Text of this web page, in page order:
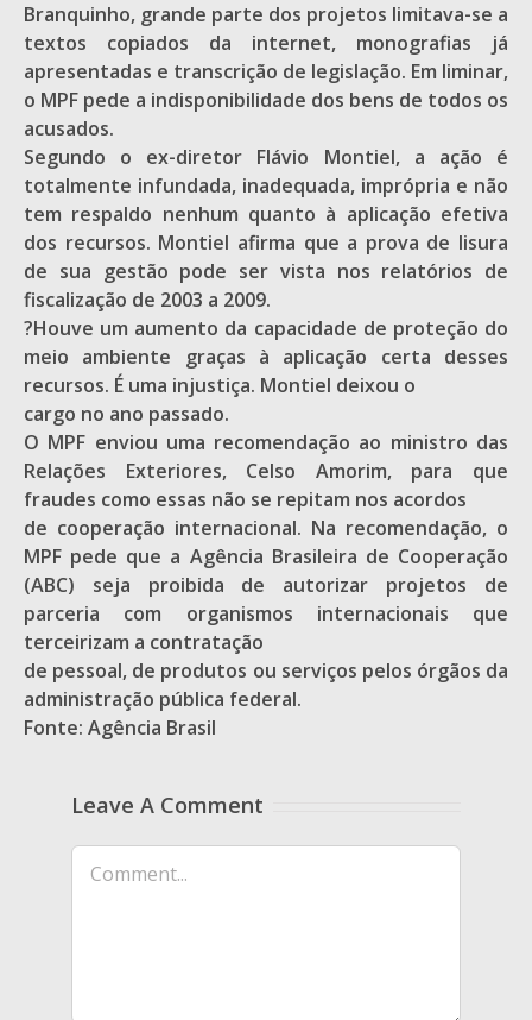
Branquinho, grande parte dos projetos limitava-se a
textos copiados da internet, monografias já
apresentadas e transcrição de legislação. Em liminar,
o MPF pede a indisponibilidade dos bens de todos os
acusados.
Segundo o ex-diretor Flávio Montiel, a ação é
totalmente infundada, inadequada, imprópria e não
tem respaldo nenhum quanto à aplicação efetiva
dos recursos. Montiel afirma que a prova de lisura
de sua gestão pode ser vista nos relatórios de
fiscalização de 2003 a 2009.
?Houve um aumento da capacidade de proteção do
meio ambiente graças à aplicação certa desses
recursos. É uma injustiça. Montiel deixou o
cargo no ano passado.
O MPF enviou uma recomendação ao ministro das
Relações Exteriores, Celso Amorim, para que
fraudes como essas não se repitam nos acordos
de cooperação internacional. Na recomendação, o
MPF pede que a Agência Brasileira de Cooperação
(ABC) seja proibida de autorizar projetos de
parceria com organismos internacionais que
terceirizam a contratação
de pessoal, de produtos ou serviços pelos órgãos da
administração pública federal.
Fonte: Agência Brasil
Leave A Comment
Comment